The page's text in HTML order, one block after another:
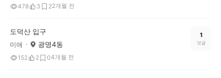
478 3 22개월 전
도덕산 입구
미애 광명4동
152 2 04개월 전
1
댓글